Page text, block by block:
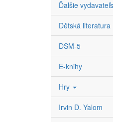
Ďalšie
Dětská literatura
DSM-5
E-knihy
Hry
Irvin D. Yalom